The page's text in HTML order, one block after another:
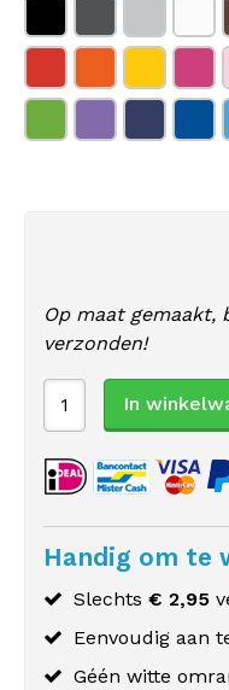
Op maat gemaakt,
verzonden!
In
Handig om te
Slechts € 2,95
Eenvoudig aan
Géén witte